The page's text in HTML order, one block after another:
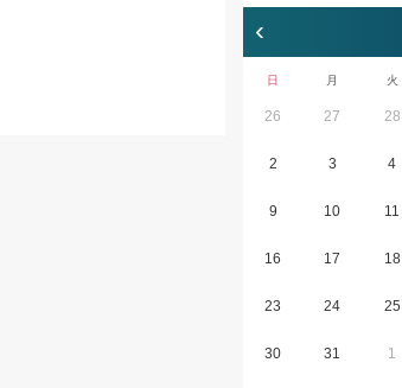
‹
日 月 火
26 27 28
2 3 4
9 10 11
16 17 18
23 24 25
30 31 1